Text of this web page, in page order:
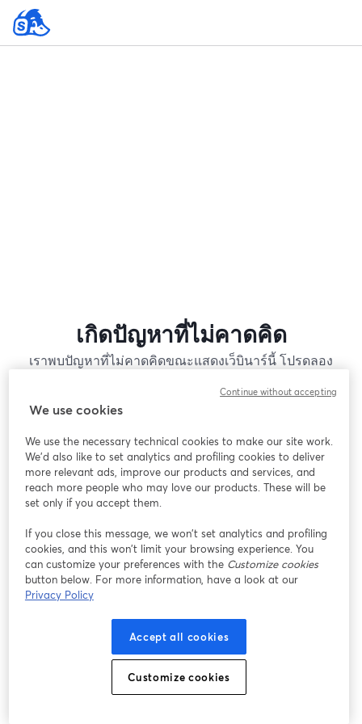
เกิดปัญหาที่ไม่คาดคิด
เราพบปัญหาที่ไม่คาดคิดขณะแสดงเว็บินาร์นี้ โปรดลอง
หากมีปัญหา
เปิดในแท็บใหม่
We use cookies
We use the necessary technical cookies to make our site work.
We'd also like to set analytics and profiling cookies to deliver
more relevant ads, improve our products and services, and
reach more people who may love our products. These will be
set only if you accept them.
If you close this message, we won’t set analytics and profiling
cookies, and this won’t limit your browsing experience. You
can customize your preferences with the Customize cookies
button below. For more information, have a look at our
Privacy Policy
Accept all cookies
Customize cookies
Continue without accepting